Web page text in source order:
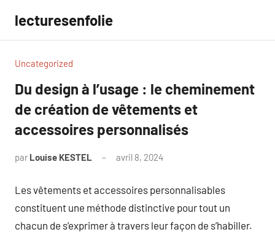
contenu
lecturesenfolie
Uncategorized
Du design à l’usage : le cheminement
de création de vêtements et
accessoires personnalisés
par Louise KESTEL avril 8, 2024
Les vêtements et accessoires personnalisables
constituent une méthode distinctive pour tout un
chacun de s’exprimer à travers leur façon de s’habiller.